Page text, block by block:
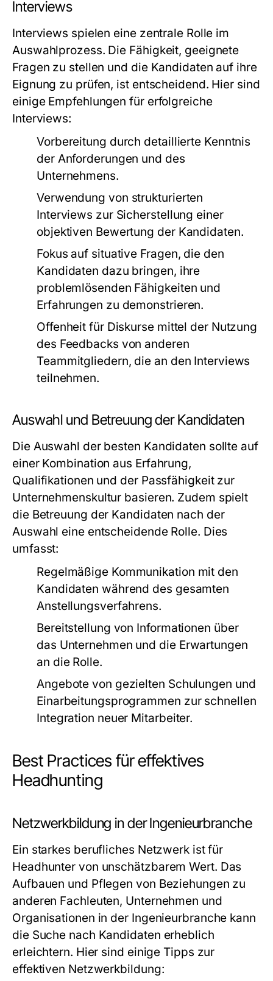
Interviews
Interviews spielen eine zentrale Rolle im
Auswahlprozess. Die Fähigkeit, geeignete
Fragen zu stellen und die Kandidaten auf ihre
Eignung zu prüfen, ist entscheidend. Hier sind
einige Empfehlungen für erfolgreiche
Interviews:
Vorbereitung durch detaillierte Kenntnis
der Anforderungen und des
Unternehmens.
Verwendung von strukturierten
Interviews zur Sicherstellung einer
objektiven Bewertung der Kandidaten.
Fokus auf situative Fragen, die den
Kandidaten dazu bringen, ihre
problemlösenden Fähigkeiten und
Erfahrungen zu demonstrieren.
Offenheit für Diskurse mittel der Nutzung
des Feedbacks von anderen
Teammitgliedern, die an den Interviews
teilnehmen.
Auswahl und Betreuung der Kandidaten
Die Auswahl der besten Kandidaten sollte auf
einer Kombination aus Erfahrung,
Qualifikationen und der Passfähigkeit zur
Unternehmenskultur basieren. Zudem spielt
die Betreuung der Kandidaten nach der
Auswahl eine entscheidende Rolle. Dies
umfasst:
Regelmäßige Kommunikation mit den
Kandidaten während des gesamten
Anstellungsverfahrens.
Bereitstellung von Informationen über
das Unternehmen und die Erwartungen
an die Rolle.
Angebote von gezielten Schulungen und
Einarbeitungsprogrammen zur schnellen
Integration neuer Mitarbeiter.
Best Practices für effektives
Headhunting
Netzwerkbildung in der Ingenieurbranche
Ein starkes berufliches Netzwerk ist für
Headhunter von unschätzbarem Wert. Das
Aufbauen und Pflegen von Beziehungen zu
anderen Fachleuten, Unternehmen und
Organisationen in der Ingenieurbranche kann
die Suche nach Kandidaten erheblich
erleichtern. Hier sind einige Tipps zur
effektiven Netzwerkbildung: